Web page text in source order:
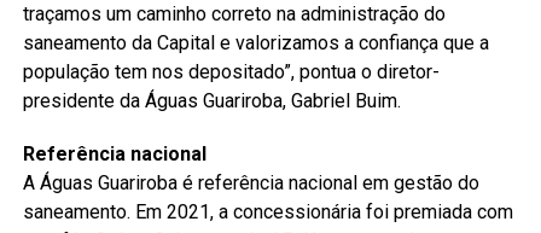
traçamos um caminho correto na administração do
saneamento da Capital e valorizamos a confiança que a
população tem nos depositado”, pontua o diretor-
presidente da Águas Guariroba, Gabriel Buim.
Referência nacional
A Águas Guariroba é referência nacional em gestão do
saneamento. Em 2021, a concessionária foi premiada com